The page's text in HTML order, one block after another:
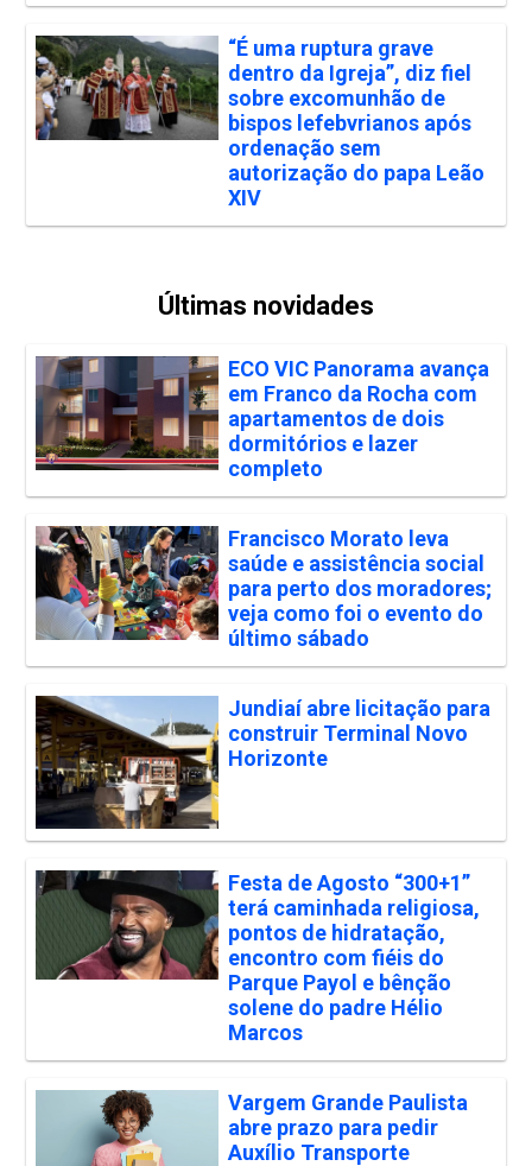
“É uma ruptura grave
dentro da Igreja”, diz fiel
sobre excomunhão de
bispos lefebvrianos após
ordenação sem
autorização do papa Leão
XIV
Últimas novidades
ECO VIC Panorama avança
em Franco da Rocha com
apartamentos de dois
dormitórios e lazer
completo
Francisco Morato leva
saúde e assistência social
para perto dos moradores;
veja como foi o evento do
último sábado
Jundiaí abre licitação para
construir Terminal Novo
Horizonte
Festa de Agosto “300+1”
terá caminhada religiosa,
pontos de hidratação,
encontro com fiéis do
Parque Payol e bênção
solene do padre Hélio
Marcos
Vargem Grande Paulista
abre prazo para pedir
Auxílio Transporte